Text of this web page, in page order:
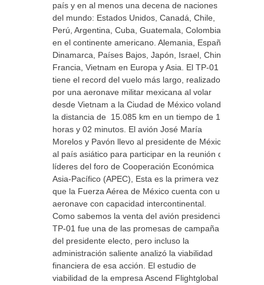
país y en al menos una decena de naciones
del mundo: Estados Unidos, Canadá, Chile,
Perú, Argentina, Cuba, Guatemala, Colombia
en el continente americano. Alemania, España,
Dinamarca, Países Bajos, Japón, Israel, China,
Francia, Vietnam en Europa y Asia. El TP-01
tiene el record del vuelo más largo, realizado
por una aeronave militar mexicana al volar
desde Vietnam a la Ciudad de México volando
la distancia de 15.085 km en un tiempo de 16
horas y 02 minutos. El avión José María
Morelos y Pavón llevo al presidente de México,
al país asiático para participar en la reunión de
líderes del foro de Cooperación Económica
Asia-Pacífico (APEC), Esta es la primera vez
que la Fuerza Aérea de México cuenta con una
aeronave con capacidad intercontinental.
Como sabemos la venta del avión presidencial
TP-01 fue una de las promesas de campaña
del presidente electo, pero incluso la
administración saliente analizó la viabilidad
financiera de esa acción. El estudio de
viabilidad de la empresa Ascend Flightglobal